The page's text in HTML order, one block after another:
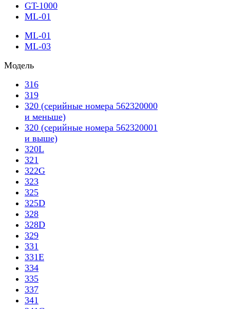
GT-1000
ML-01
ML-01
ML-03
Модель
316
319
320 (серийные номера 562320000
и меньше)
320 (серийные номера 562320001
и выше)
320L
321
322G
323
325
325D
328
328D
329
331
331E
334
335
337
341